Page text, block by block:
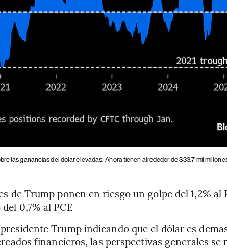
las ganancias del dólar elevadas. Ahora tienen alrededor de $33.7 mil
de Trump ponen en riesgo un golpe del 1,2% al
0,7% al PCE
Trump indicando que el dólar es
financieros, las perspectivas generales se